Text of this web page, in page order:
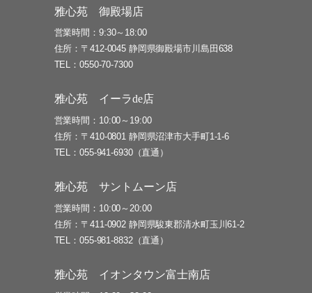
雅心苑 御殿場店
営業時間
9:30～18:00
住所
〒412-0045 静岡県御殿場市川島田638
TEL
0550-70-7300
雅心苑 イーラde店
営業時間
10:00～19:00
住所
〒410-0801 静岡県沼津市大手町1-1-6
TEL
055-941-6930（直通）
雅心苑 サントムーン店
営業時間
10:00～20:00
住所
〒411-0902 静岡県駿東郡清水町玉川61-2
TEL
055-981-8832（直通）
雅心苑 イオンタウン富士南店